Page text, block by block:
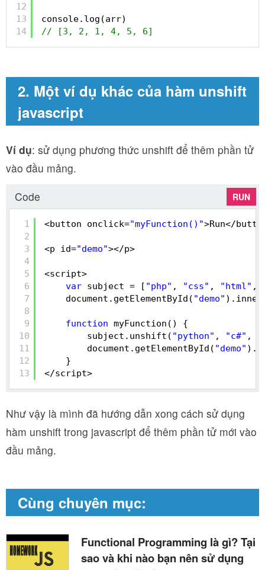
12
13
14
console.log(arr)
// [3, 2, 1, 4, 5, 6]
2. Một ví dụ khác của hàm unshift
javascript
Ví dụ: sử dụng phương thức unshift để thêm phần tử
vào đầu mảng.
Code
RUN
1
2
3
4
5
6
7
8
9
10
11
12
13
<button onclick="myFunction()">Run</
<p id="demo"></p>
<script>
var subject = [ "php" , "css" , "html" ,
document.getElementById( "demo"
function myFunction() {
subject.unshift( "python" , "c#" ,
document.getElementById( "demo"
}
</script>
Như vậy là mình đã hướng dẫn xong cách sử dụng
hàm unshift trong javascript để thêm phần tử mới vào
đầu mảng.
Cùng chuyên mục:
Functional Programming là gì? Tại
sao và khi nào bạn nên sử dụng